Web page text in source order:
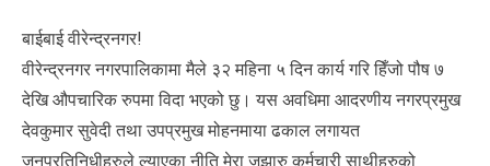
बाईबाई वीरेन्द्रनगर!
वीरेन्द्रनगर नगरपालिकामा मैले ३२ महिना ५ दिन कार्य गरि हिँजो पौष ७
देखि औपचारिक रुपमा विदा भएको छु। यस अवधिमा आदरणीय नगरप्रमुख
देवकुमार सुवेदी तथा उपप्रमुख मोहनमाया ढकाल लगायत
जनप्रतिनिधीहरुले ल्याएका नीति मेरा जुझारु कर्मचारी साथीहरुको